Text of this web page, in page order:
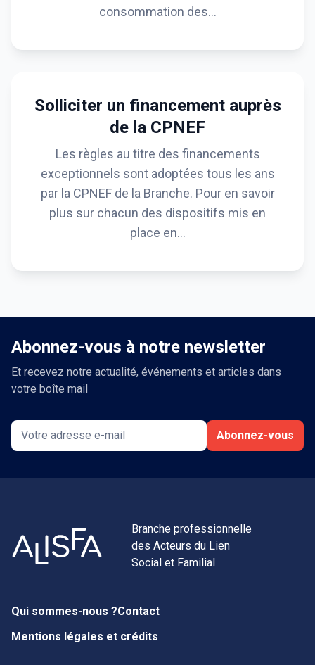
consommation des…
Solliciter un financement auprès
de la CPNEF
Les règles au titre des financements
exceptionnels sont adoptées tous les ans
par la CPNEF de la Branche. Pour en savoir
plus sur chacun des dispositifs mis en
place en…
Abonnez-vous à notre newsletter
Et recevez notre actualité, événements et articles dans
votre boîte mail
Abonnez-vous
Branche professionnelle
des Acteurs du Lien
Social et Familial
Qui sommes-nous ?Contact
Mentions légales et crédits